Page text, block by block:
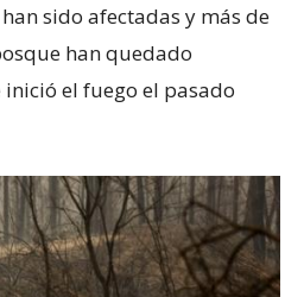
sido afectadas y más de
han quedado
el fuego el pasado